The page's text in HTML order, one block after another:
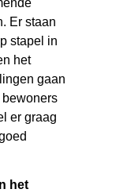
Er staan
stapel in
het
gaan
er graag
het